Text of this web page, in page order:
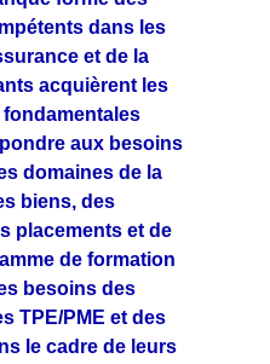
dans les
et de la
acquièrent les
aux besoins
domaines de la
biens, des
placements et de
de formation
besoins des
TPE/PME et des
le cadre de leurs